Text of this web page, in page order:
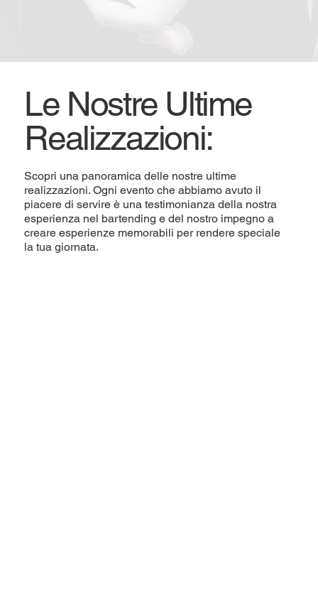
Le Nostre Ultime
Realizzazioni:
Scopri una panoramica delle nostre ultime
realizzazioni. Ogni evento che abbiamo avuto il
piacere di servire è una testimonianza della nostra
esperienza nel bartending e del nostro impegno a
creare esperienze memorabili per rendere speciale
la tua giornata.